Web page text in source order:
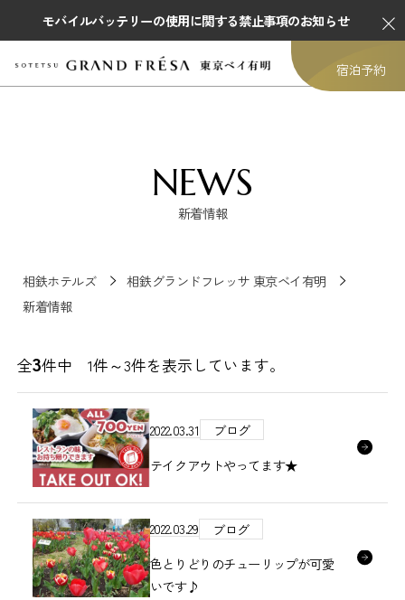
モバイルバッテリーの使用に関する禁止事項のお知らせ
宿泊予約
NEWS
新着情報
相鉄ホテルズ
相鉄グランドフレッサ 東京ベイ有明
新着情報
全3件中 1件～3件を表示しています。
2022.03.31
ブログ
テイクアウトやってます★
2022.03.29
ブログ
色とりどりのチューリップが可愛
いです♪